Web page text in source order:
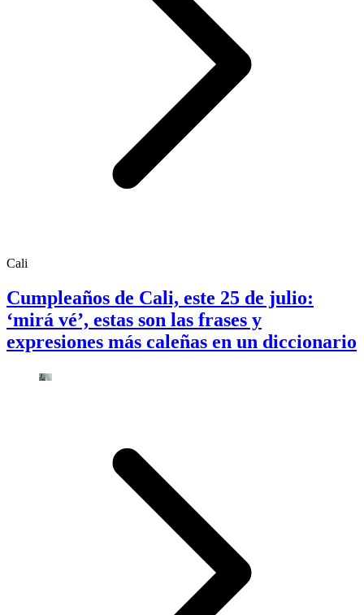
Cali
Cumpleaños de Cali, este 25 de julio:
‘mirá vé’, estas son las frases y
expresiones más caleñas en un diccionario